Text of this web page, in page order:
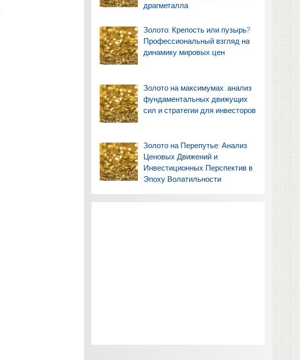
драгметалла
Золото: Крепость или пузырь?
Профессиональный взгляд на
динамику мировых цен
Золото на максимумах: анализ
фундаментальных движущих
сил и стратегии для инвесторов
Золото на Перепутье: Анализ
Ценовых Движений и
Инвестиционных Перспектив в
Эпоху Волатильности